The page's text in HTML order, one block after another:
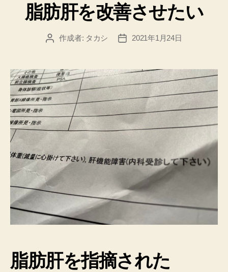
脂肪肝を改善させたい
作成者: タカシ 2021年1月24日
脂肪肝を指摘された